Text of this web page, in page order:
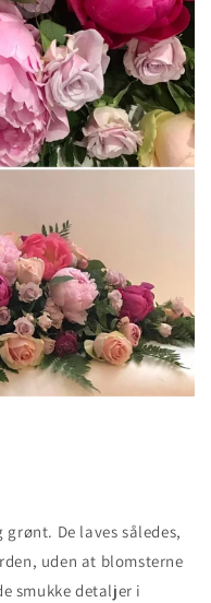
De laves således,
uden at blomsterne
smukke detaljer i